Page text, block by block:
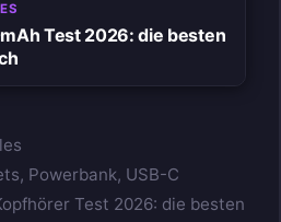
Test 2026: die besten
, Powerbank, USB-C
Test 2026: die besten